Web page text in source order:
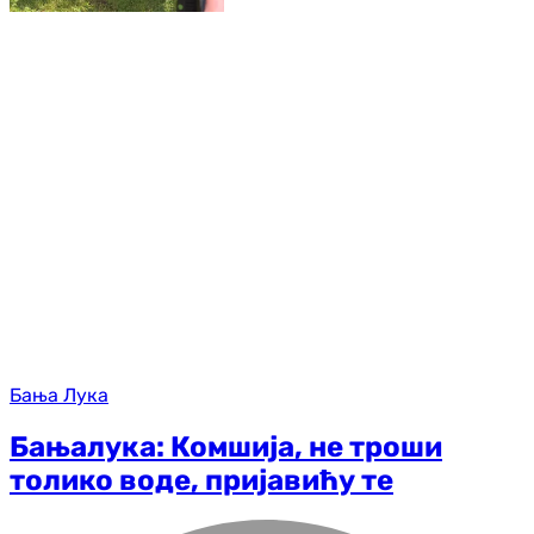
Бања Лука
Бањалука: Комшија, не троши
толико воде, пријавићу те